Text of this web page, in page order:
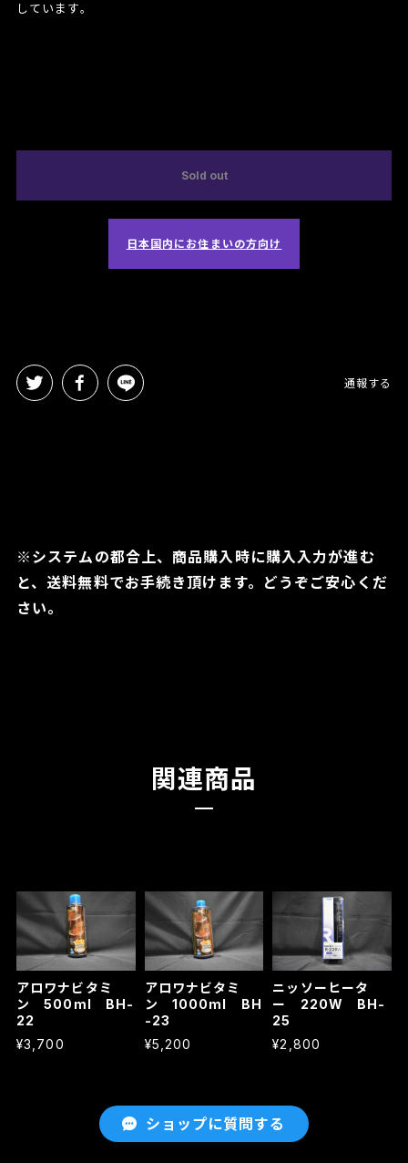
しています。
Sold out
日本国内にお住まいの方向け
通報する
※システムの都合上、商品購入時に購入入力が進む
と、送料無料でお手続き頂けます。どうぞご安心くだ
さい。
関連商品
アロワナビタミ
ン 500ml BH-
22
¥3,700
アロワナビタミ
ン 1000ml BH
-23
¥5,200
ニッソーヒータ
ー 220W BH-
25
¥2,800
ショップに質問する